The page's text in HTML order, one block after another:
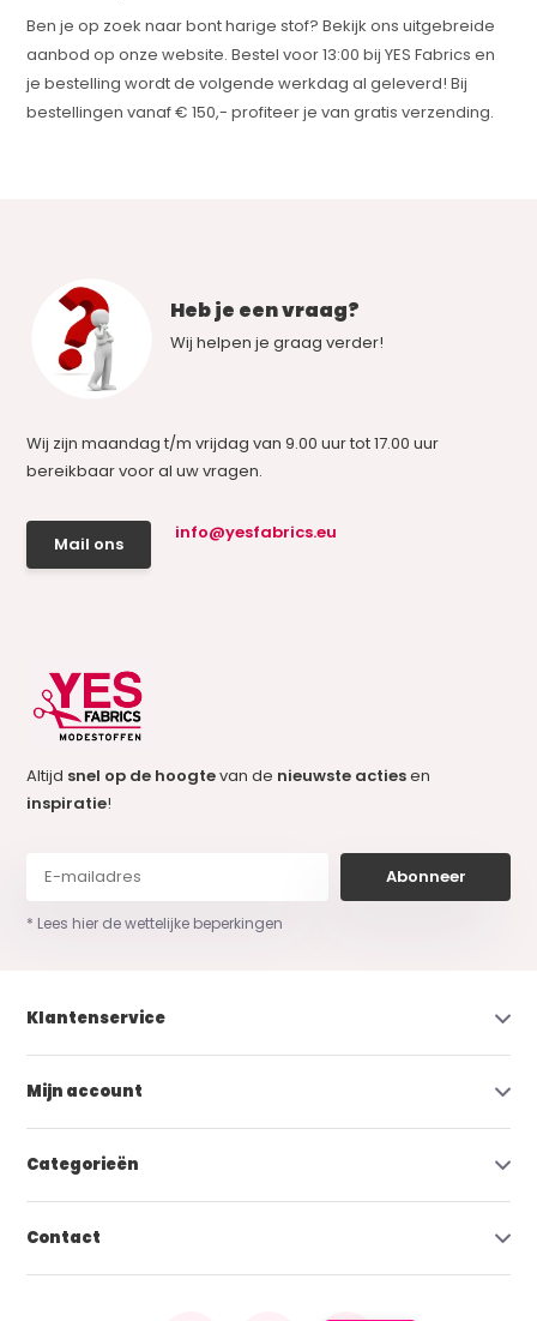
Ben je op zoek naar bont harige stof? Bekijk ons uitgebreide
aanbod op onze website. Bestel voor 13:00 bij YES Fabrics en
je bestelling wordt de volgende werkdag al geleverd! Bij
bestellingen vanaf € 150,- profiteer je van gratis verzending.
Heb je een vraag?
Wij helpen je graag verder!
Wij zijn maandag t/m vrijdag van 9.00 uur tot 17.00 uur
bereikbaar voor al uw vragen.
Mail ons
info@yesfabrics.eu
Altijd snel op de hoogtevan de nieuwste actiesen
inspiratie!
Abonneer
* Lees hier de wettelijke beperkingen
Klantenservice
Mijn account
Categorieën
Contact